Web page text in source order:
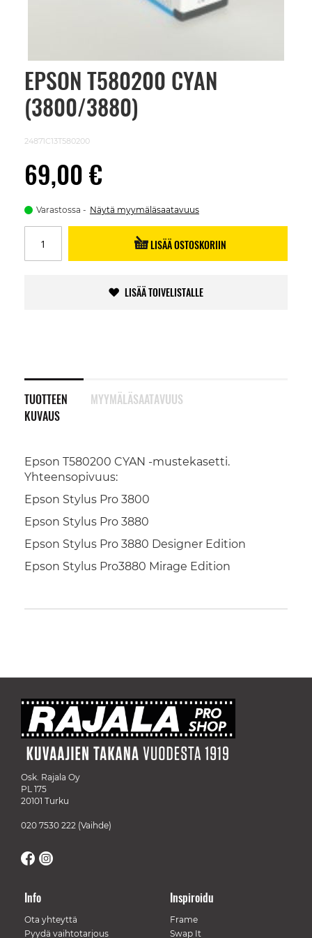
EPSON T580200 CYAN
(3800/3880)
24871C13T580200
69,00 €
Varastossa Näytä myymäläsaatavuus
LISÄÄ OSTOSKORIIN
LISÄÄ TOIVELISTALLE
TUOTTEEN
KUVAUS
Epson T580200 CYAN -mustekasetti.
Yhteensopivuus:
Epson Stylus Pro 3800
Epson Stylus Pro 3880
Epson Stylus Pro 3880 Designer Edition
Epson Stylus Pro3880 Mirage Edition
MYYMÄLÄSAATAVUUS
Skip
beginning
images
Osk. Rajala Oy
PL 175
20101 Turku
020 7530 222 (Vaihde)
Info
Ota yhteyttä
Pyydä vaihtotarjous
Inspiroidu
Frame
Swap It